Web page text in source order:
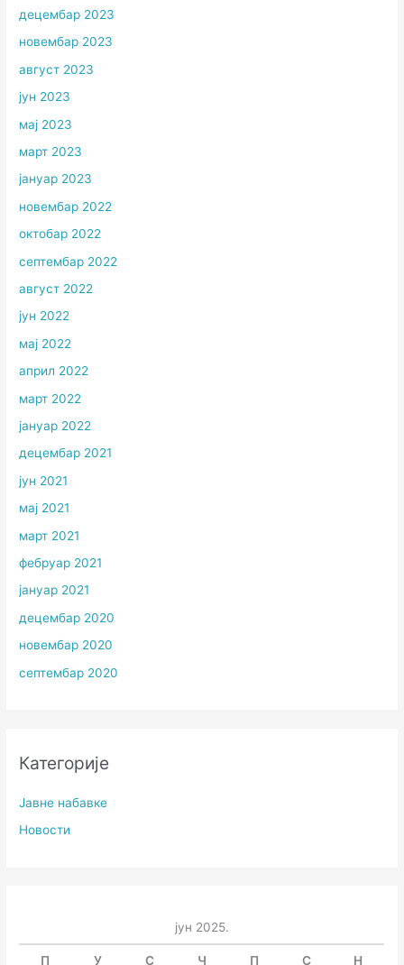
децембар 2023
новембар 2023
август 2023
јун 2023
мај 2023
март 2023
јануар 2023
новембар 2022
октобар 2022
септембар 2022
август 2022
јун 2022
мај 2022
април 2022
март 2022
јануар 2022
децембар 2021
јун 2021
мај 2021
март 2021
фебруар 2021
јануар 2021
децембар 2020
новембар 2020
септембар 2020
Категорије
Јавне набавке
Новости
јун 2025.
П У С Ч П С Н